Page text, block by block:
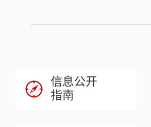
信息公开
指南